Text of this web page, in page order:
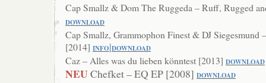
Cap Smallz & Dom The Ruggeda – Ruff, Rugged
DOWNLOAD
Cap Smallz, Grammophon Finest & DJ
[2014] INFO|DOWNLOAD
Caz – Alles was du lieben könntest [2013] DOWNLOAD
NEUChefket – EQ EP [2008] DOWNLOAD